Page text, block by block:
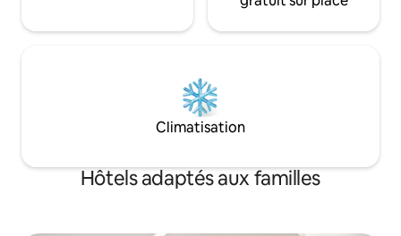
Climatisation
Hôtels adaptés aux familles